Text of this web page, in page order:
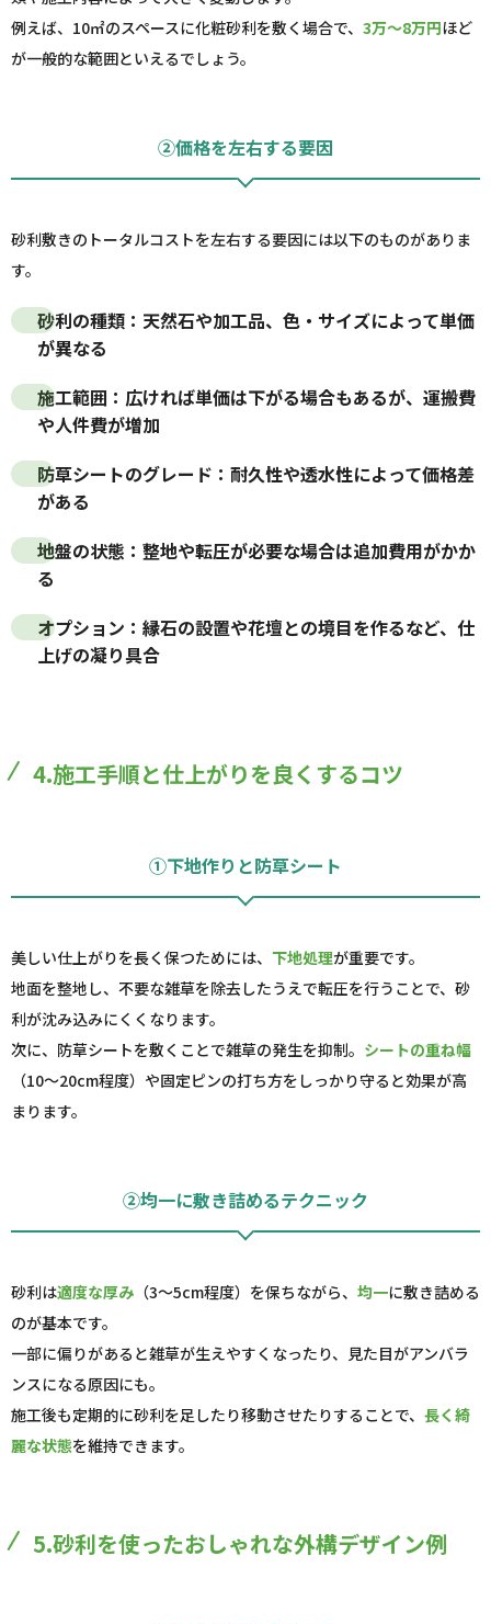
例えば、10㎡のスペースに化粧砂利を敷く場合で、 3万～8万円ほど
が一般的な範囲といえるでしょう。
②価格を左右する要因
砂利敷きのトータルコストを左右する要因には以下のものがありま
す。
砂利の種類 ：天然石や加工品、色・サイズによって単価
が異なる
施工範囲 ：広ければ単価は下がる場合もあるが、運搬費
や人件費が増加
防草シートのグレード ：耐久性や透水性によって価格差
がある
地盤の状態 ：整地や転圧が必要な場合は追加費用がかか
る
オプション ：縁石の設置や花壇との境目を作るなど、仕
上げの凝り具合
4.施工手順と仕上がりを良くするコツ
①下地作りと防草シート
美しい仕上がりを長く保つためには、 下地処理が重要です。
地面を整地し、不要な雑草を除去したうえで転圧を行うことで、砂
利が沈み込みにくくなります。
次に、防草シートを敷くことで雑草の発生を抑制。 シートの重ね幅
（10～20cm程度）や固定ピンの打ち方をしっかり守ると効果が高
まります。
②均一に敷き詰めるテクニック
砂利は適度な厚み （3～5cm程度）を保ちながら、 均一に敷き詰める
のが基本です。
一部に偏りがあると雑草が生えやすくなったり、見た目がアンバラ
ンスになる原因にも。
施工後も定期的に砂利を足したり移動させたりすることで、 長く綺
麗な状態を維持できます。
5.砂利を使ったおしゃれな外構デザイン例